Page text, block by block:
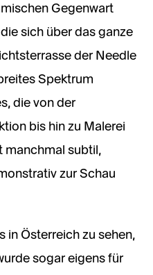
Gegenwart
sich über das ganze
der Needle
Spektrum
die von der
bis hin zu Malerei
manchmal subtil,
zur Schau
in Österreich zu sehen,
sogar eigens für